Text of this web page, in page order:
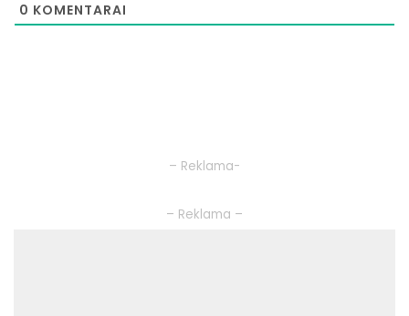
0 KOMENTARAI
– Reklama-
– Reklama –